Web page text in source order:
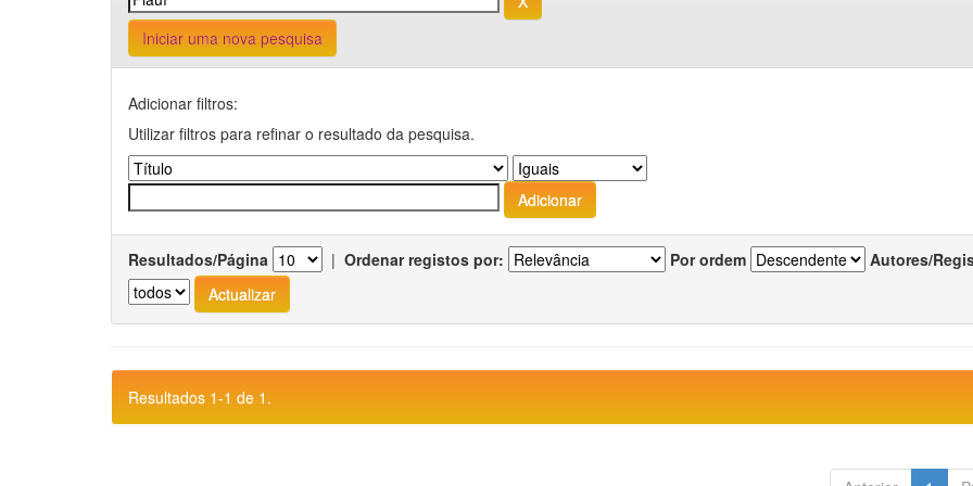
Iniciar uma nova pesquisa
Adicionar filtros:
Utilizar filtros para refinar o resultado da pesquisa.
Resultados/Página | Ordenar registos por: Por ordem Autores/
Resultados 1-1 de 1.